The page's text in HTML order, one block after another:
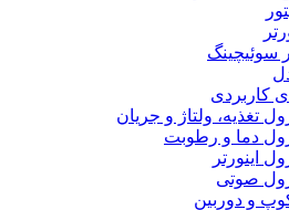
سوئیچینگ
کاربردی
تغذیه، ولتاژ و جریان
دما و رطوبت
اینورتر
صوتی
و دوربین